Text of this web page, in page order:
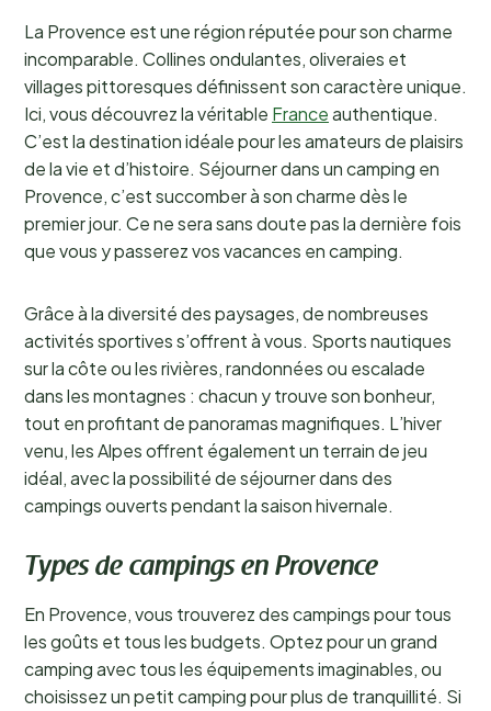
La Provence est une région réputée pour son charme
incomparable. Collines ondulantes, oliveraies et
villages pittoresques définissent son caractère unique.
Ici, vous découvrez la véritable Franceauthentique.
C’est la destination idéale pour les amateurs de plaisirs
de la vie et d’histoire. Séjourner dans un camping en
Provence, c’est succomber à son charme dès le
premier jour. Ce ne sera sans doute pas la dernière fois
que vous y passerez vos vacances en camping.
Grâce à la diversité des paysages, de nombreuses
activités sportives s’offrent à vous. Sports nautiques
sur la côte ou les rivières, randonnées ou escalade
dans les montagnes : chacun y trouve son bonheur,
tout en profitant de panoramas magnifiques. L’hiver
venu, les Alpes offrent également un terrain de jeu
idéal, avec la possibilité de séjourner dans des
campings ouverts pendant la saison hivernale.
Types de campings en Provence
En Provence, vous trouverez des campings pour tous
les goûts et tous les budgets. Optez pour un grand
camping avec tous les équipements imaginables, ou
choisissez un petit camping pour plus de tranquillité. Si